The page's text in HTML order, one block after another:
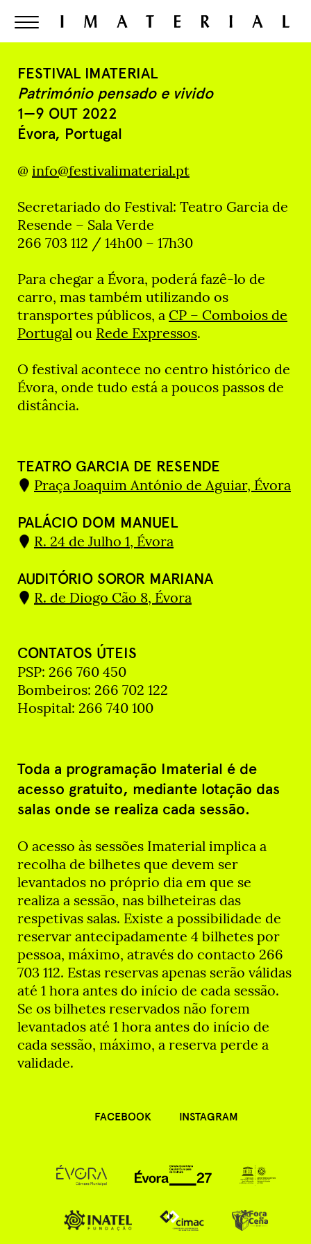
FESTIVAL IMATERIAL
Património pensado e vivido
1—9 OUT 2022
Évora, Portugal
@ info@festivalimaterial.pt
Secretariado do Festival: Teatro Garcia de
Resende – Sala Verde
266 703 112 / 14h00 – 17h30
Para chegar a Évora, poderá fazê-lo de
carro, mas também utilizando os
transportes públicos, a CP – Comboios de
Portugal ou Rede Expressos.
O festival acontece no centro histórico de
Évora, onde tudo está a poucos passos de
distância.
TEATRO GARCIA DE RESENDE
Praça Joaquim António de Aguiar, Évora
PALÁCIO DOM MANUEL
R. 24 de Julho 1, Évora
AUDITÓRIO SOROR MARIANA
R. de Diogo Cão 8, Évora
CONTATOS ÚTEIS
PSP: 266 760 450
Bombeiros: 266 702 122
Hospital: 266 740 100
Toda a programação Imaterial é de
acesso gratuito, mediante lotação das
salas onde se realiza cada sessão.
O acesso às sessões Imaterial implica a
recolha de bilhetes que devem ser
levantados no próprio dia em que se
realiza a sessão, nas bilheteiras das
respetivas salas. Existe a possibilidade de
reservar antecipadamente 4 bilhetes por
pessoa, máximo, através do contacto 266
703 112. Estas reservas apenas serão válidas
até 1 hora antes do início de cada sessão.
Se os bilhetes reservados não forem
levantados até 1 hora antes do início de
cada sessão, máximo, a reserva perde a
validade.
FACEBOOK INSTAGRAM